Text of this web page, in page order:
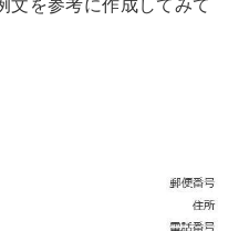
文を参考に作成してみて